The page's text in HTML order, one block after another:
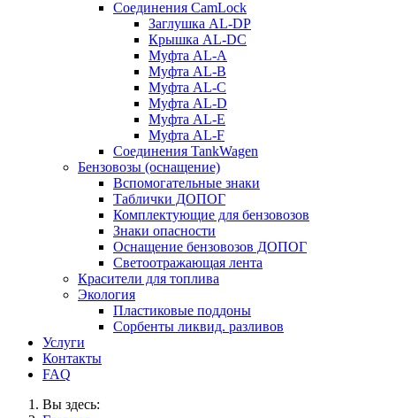
Соединения CamLock
Заглушка AL-DP
Крышка AL-DC
Муфта AL-A
Муфта AL-B
Муфта AL-C
Муфта AL-D
Муфта AL-E
Муфта AL-F
Соединения TankWagen
Бензовозы (оснащение)
Вспомогательные знаки
Таблички ДОПОГ
Комплектующие для бензовозов
Знаки опасности
Оснащение бензовозов ДОПОГ
Светоотражающая лента
Красители для топлива
Экология
Пластиковые поддоны
Сорбенты ликвид. разливов
Услуги
Контакты
FAQ
Вы здесь: